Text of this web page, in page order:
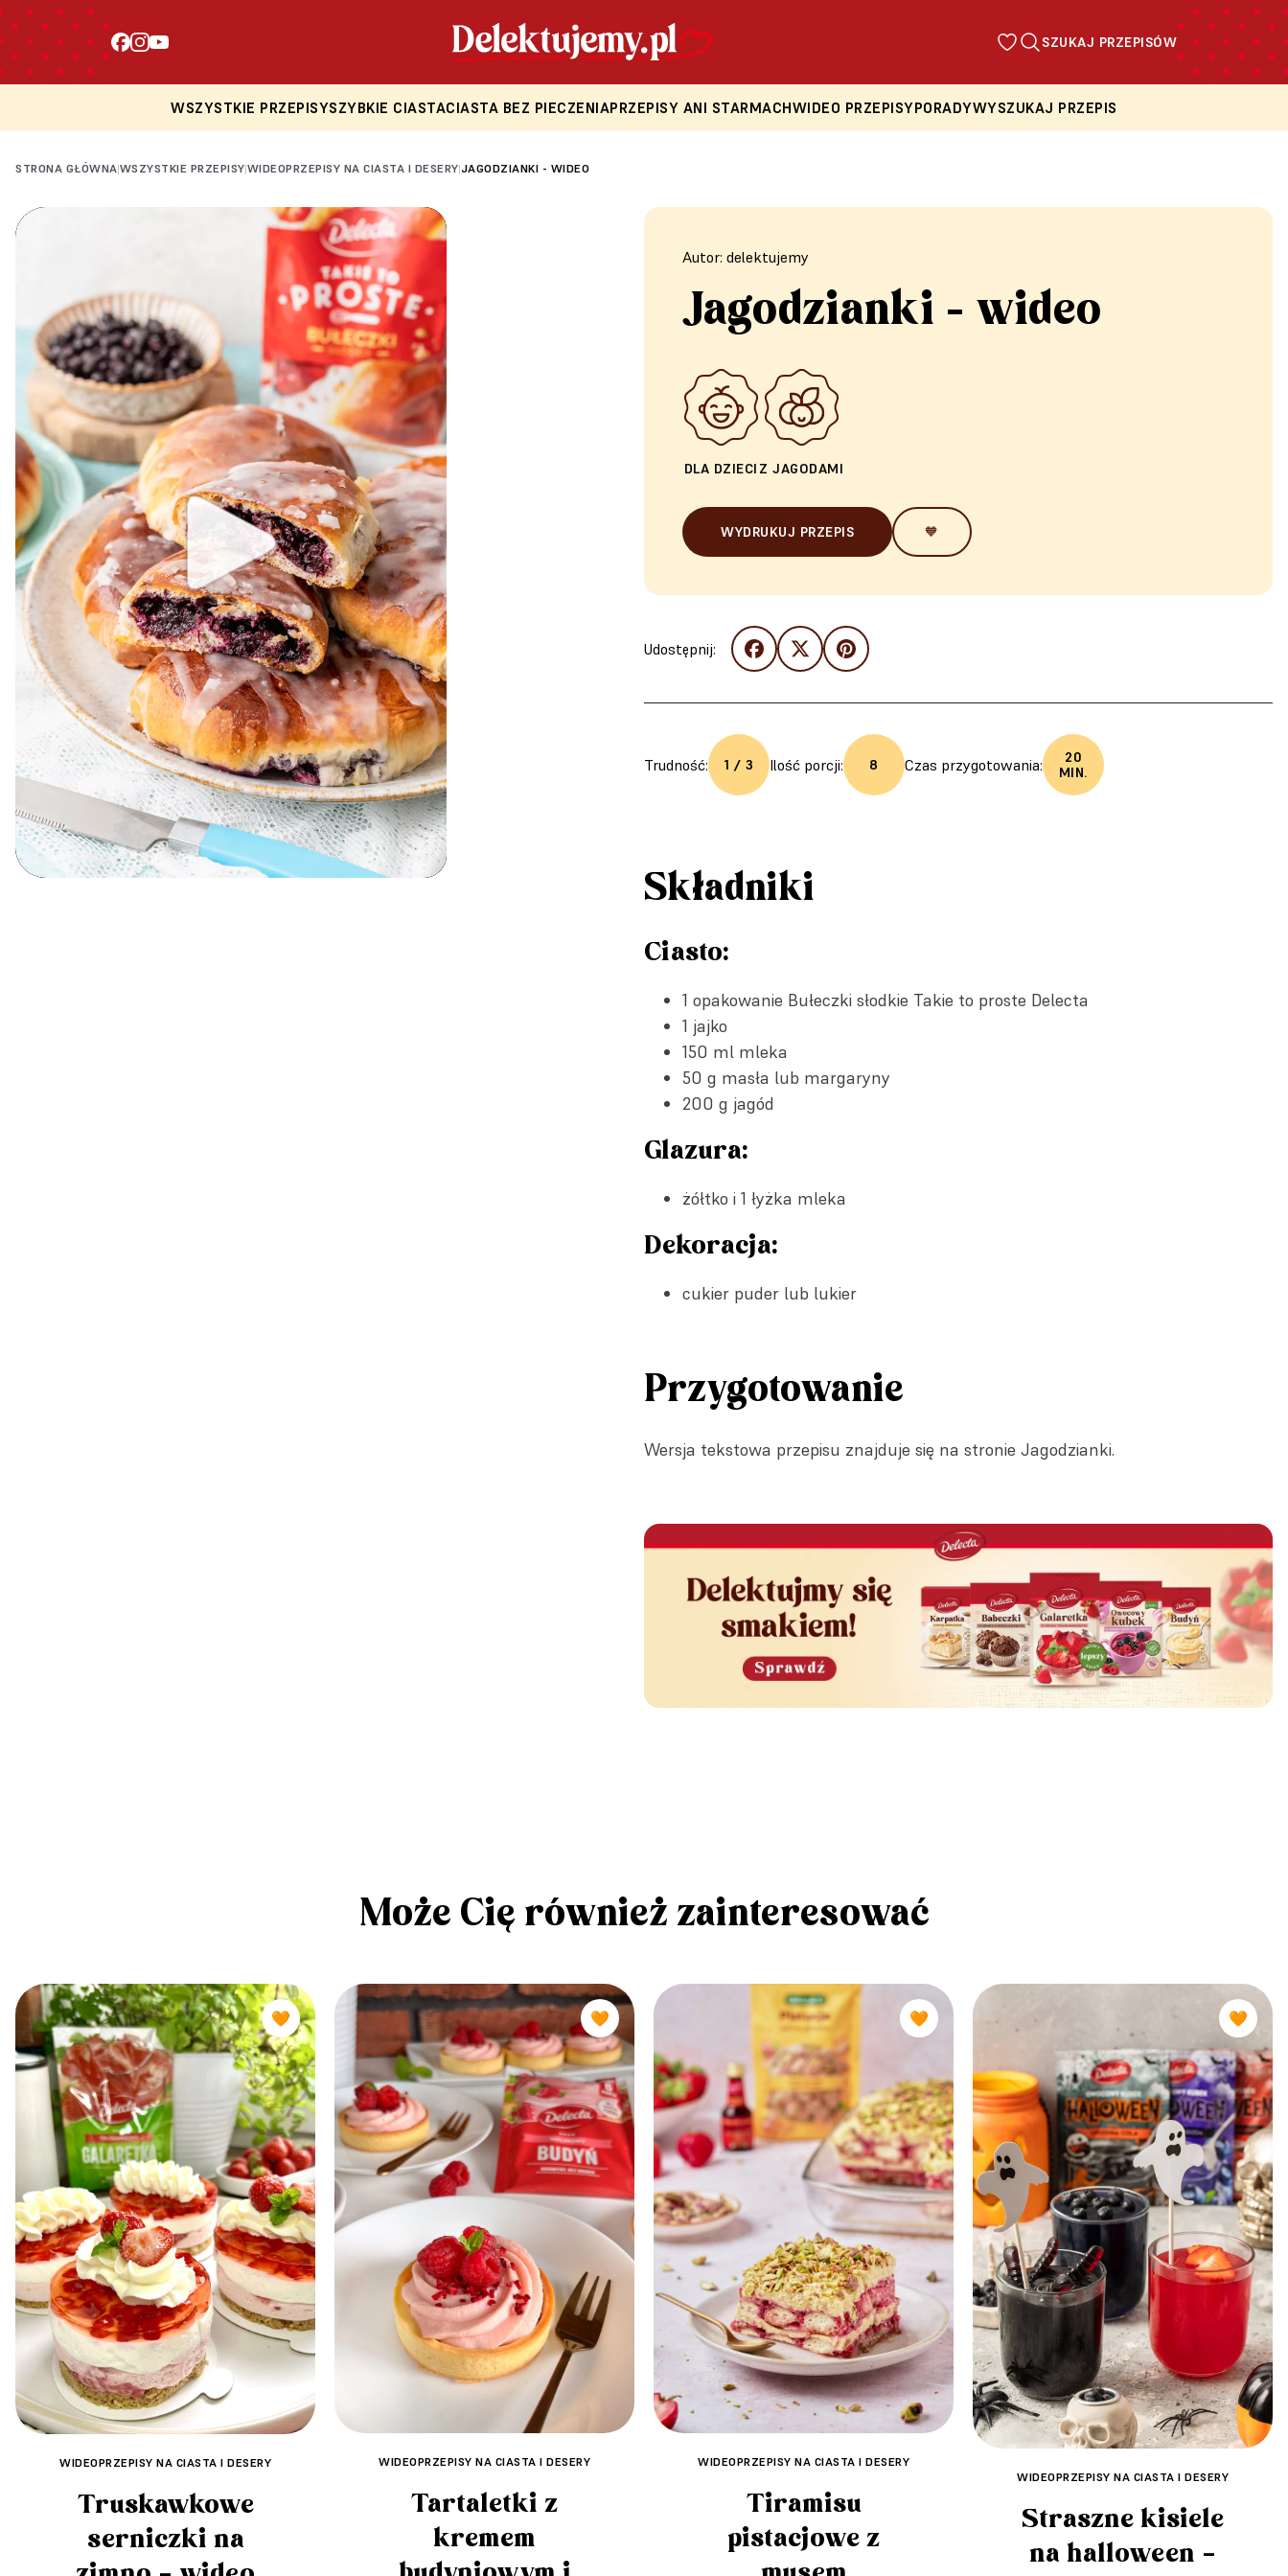
SZUKAJ PRZEPISÓW
WSZYSTKIE PRZEPISYSZYBKIE CIASTACIASTA BEZ PIECZENIAPRZEPISY ANI STARMACHWIDEO PRZEPISYPORADYWYSZUKAJ PRZEPIS
STRONA GŁÓWNA|WSZYSTKIE PRZEPISY|WIDEOPRZEPISY NA CIASTA I DESERY|JAGODZIANKI - WIDEO
Loading
Autor: delektujemy
Jagodzianki - wideo
DLA DZIECI Z JAGODAMI
WYDRUKUJ PRZEPIS 🧡
Udostępnij:
Trudność: 1 / 3 Ilość porcji: 8 Czas przygotowania:
20
MIN.
Składniki
Ciasto:
1 opakowanie Bułeczki słodkie Takie to proste Delecta
1 jajko
150 ml mleka
50 g masła lub margaryny
200 g jagód
Glazura:
żółtko i 1 łyżka mleka
Dekoracja:
cukier puder lub lukier
Przygotowanie
Wersja tekstowa przepisu znajduje się na stronie Jagodzianki.
Może Cię również zainteresować
🧡
WIDEOPRZEPISY NA CIASTA I DESERY
Truskawkowe
serniczki na
🧡
WIDEOPRZEPISY NA CIASTA I DESERY
Tartaletki z
kremem
🧡
WIDEOPRZEPISY NA CIASTA I DESERY
Tiramisu
pistacjowe z
🧡
WIDEOPRZEPISY NA CIASTA I DESERY
Straszne kisiele
na halloween –